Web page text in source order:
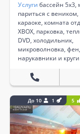
Услуги бассейн
париться с веником,
караоке, комната
XBOX, парковка,
DVD, холодильник,
микроволновка,
нарукавники и круги
До 10 1 5